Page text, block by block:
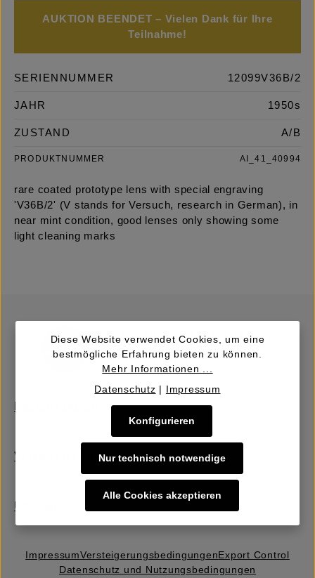
AUKTION BEENDET – Vielen Dank für Ihre
Teilnahme!
SERIENNUMMER 12099V36B/2
JAHR 1950s
ZUSTAND A/B
PRODUKTNUMMER AI_41_40994
rare coated prototype lens with special engraving
'V36B/2' (V stands for Versuch, research in German), in
near mint condition, good lenses only showing some
light cleaning marks
Verkaufen | Einbringen
Über uns
ImpressumVersteigerungs­bedingungenExport Control
Datenschutz und Nutzungsbedingungen
Diese Website verwendet Cookies, um eine
bestmögliche Erfahrung bieten zu können.
Mehr Informationen ...
Datenschutz | Impressum
Nur technisch notwendige
Konfigurieren
Alle Cookies akzeptieren